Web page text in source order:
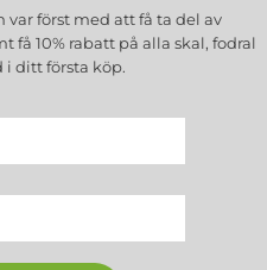
var först med att få ta del av
få 10% rabatt på alla skal, fodral
i ditt första köp.